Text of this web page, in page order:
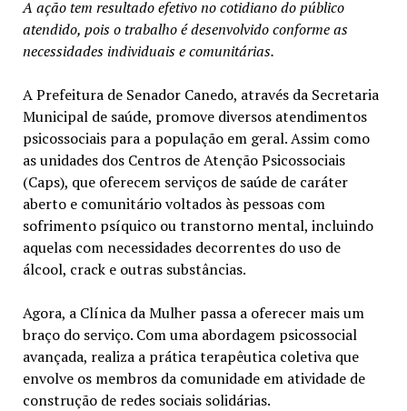
A ação tem resultado efetivo no cotidiano do público
atendido, pois o trabalho é desenvolvido conforme as
necessidades individuais e comunitárias.
A Prefeitura de Senador Canedo, através da Secretaria
Municipal de saúde, promove diversos atendimentos
psicossociais para a população em geral. Assim como
as unidades dos Centros de Atenção Psicossociais
(Caps), que oferecem serviços de saúde de caráter
aberto e comunitário voltados às pessoas com
sofrimento psíquico ou transtorno mental, incluindo
aquelas com necessidades decorrentes do uso de
álcool, crack e outras substâncias.
Agora, a Clínica da Mulher passa a oferecer mais um
braço do serviço. Com uma abordagem psicossocial
avançada, realiza a prática terapêutica coletiva que
envolve os membros da comunidade em atividade de
construção de redes sociais solidárias.